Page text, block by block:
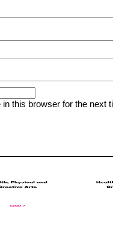
this browser for the next